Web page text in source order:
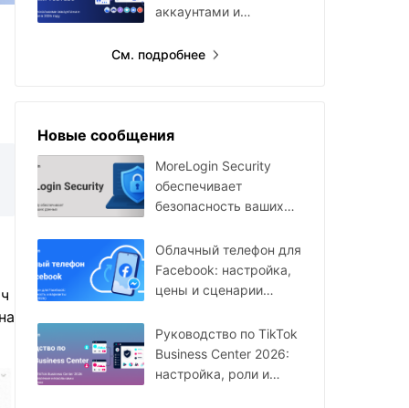
аккаунтами и
2026 году
См. подробнее
Новые сообщения
MoreLogin Security
обеспечивает
безопасность ваших
Облачный телефон для
Facebook: настройка,
цены и сценарии
году
Руководство по TikTok
Business Center 2026:
настройка, роли и